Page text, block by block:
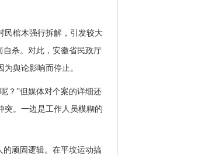
民棺木强行拆解，引发较大
自杀。对此，安徽省民政厅
舆论影响而停止。
？”但媒体对个案的详细还
突。一边是工作人员模糊的
的顽固逻辑。在平坟运动搞